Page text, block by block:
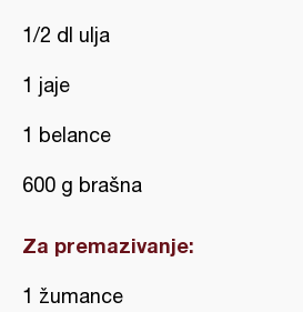
1/2 dl ulja
1 jaje
1 belance
600 g brašna
Za premazivanje:
1 žumance